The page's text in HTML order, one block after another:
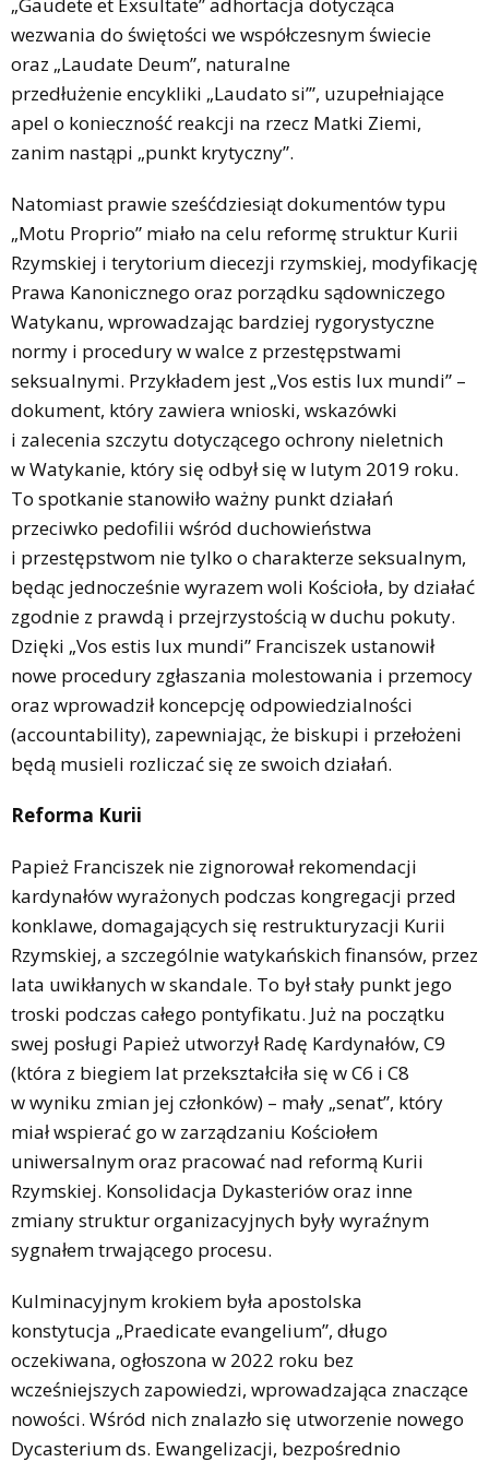
wezwania do świętości we współczesnym świecie
oraz „Laudate Deum”, naturalne
przedłużenie encykliki „Laudato si’”, uzupełniające
apel o konieczność reakcji na rzecz Matki Ziemi,
zanim nastąpi „punkt krytyczny”.
Natomiast prawie sześćdziesiąt dokumentów typu
„Motu Proprio” miało na celu reformę struktur Kurii
Rzymskiej i terytorium diecezji rzymskiej, modyfikację
Prawa Kanonicznego oraz porządku sądowniczego
Watykanu, wprowadzając bardziej rygorystyczne
normy i procedury w walce z przestępstwami
seksualnymi. Przykładem jest „Vos estis lux mundi” –
dokument, który zawiera wnioski, wskazówki
i zalecenia szczytu dotyczącego ochrony nieletnich
w Watykanie, który się odbył się w lutym 2019 roku.
To spotkanie stanowiło ważny punkt działań
przeciwko pedofilii wśród duchowieństwa
i przestępstwom nie tylko o charakterze seksualnym,
będąc jednocześnie wyrazem woli Kościoła, by działać
zgodnie z prawdą i przejrzystością w duchu pokuty.
Dzięki „Vos estis lux mundi” Franciszek ustanowił
nowe procedury zgłaszania molestowania i przemocy
oraz wprowadził koncepcję odpowiedzialności
(accountability), zapewniając, że biskupi i przełożeni
będą musieli rozliczać się ze swoich działań.
Reforma Kurii
Papież Franciszek nie zignorował rekomendacji
kardynałów wyrażonych podczas kongregacji przed
konklawe, domagających się restrukturyzacji Kurii
Rzymskiej, a szczególnie watykańskich finansów, przez
lata uwikłanych w skandale. To był stały punkt jego
troski podczas całego pontyfikatu. Już na początku
swej posługi Papież utworzył Radę Kardynałów, C9
(która z biegiem lat przekształciła się w C6 i C8
w wyniku zmian jej członków) – mały „senat”, który
miał wspierać go w zarządzaniu Kościołem
uniwersalnym oraz pracować nad reformą Kurii
Rzymskiej. Konsolidacja Dykasteriów oraz inne
zmiany struktur organizacyjnych były wyraźnym
sygnałem trwającego procesu.
Kulminacyjnym krokiem była apostolska
konstytucja „Praedicate evangelium”, długo
oczekiwana, ogłoszona w 2022 roku bez
wcześniejszych zapowiedzi, wprowadzająca znaczące
nowości. Wśród nich znalazło się utworzenie nowego
Dycasterium ds. Ewangelizacji, bezpośrednio